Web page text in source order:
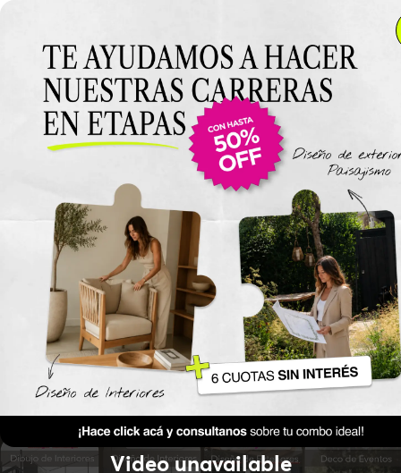
Anterior Clase
Clase 15
Materiales